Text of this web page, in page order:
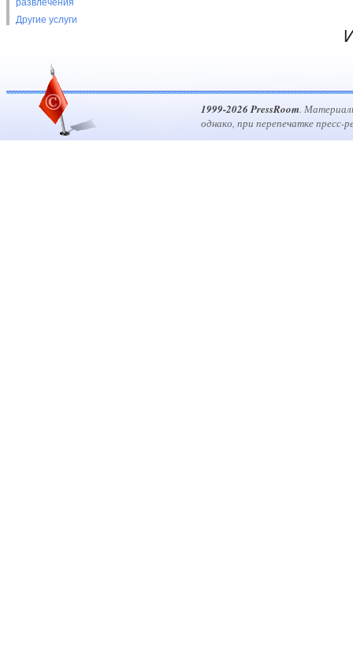
развлечения
Другие услуги
1999-2026 PressRoom.
однако, при перепечатке пресс-